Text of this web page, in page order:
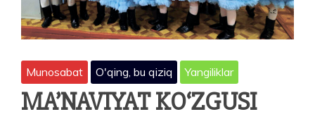
Munosabat O'qing, bu qiziq Yangiliklar
MA’NAVIYAT KO‘ZGUSI